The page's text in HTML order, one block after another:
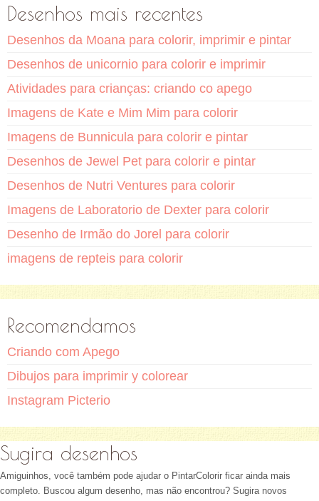
Desenhos mais recentes
Desenhos da Moana para colorir, imprimir e pintar
Desenhos de unicornio para colorir e imprimir
Atividades para crianças: criando co apego
Imagens de Kate e Mim Mim para colorir
Imagens de Bunnicula para colorir e pintar
Desenhos de Jewel Pet para colorir e pintar
Desenhos de Nutri Ventures para colorir
Imagens de Laboratorio de Dexter para colorir
Desenho de Irmão do Jorel para colorir
imagens de repteis para colorir
Recomendamos
Criando com Apego
Dibujos para imprimir y colorear
Instagram Picterio
Sugira desenhos
Amiguinhos, você também pode ajudar o PintarColorir ficar ainda mais
completo. Buscou algum desenho, mas não encontrou? Sugira novos